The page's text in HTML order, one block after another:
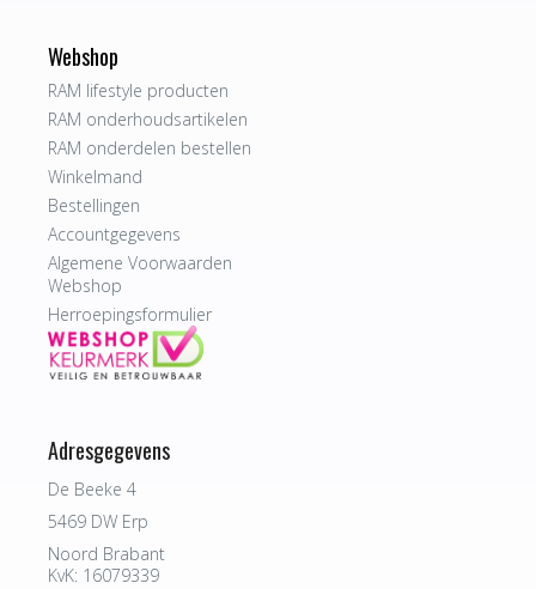
Webshop
RAM lifestyle producten
RAM onderhoudsartikelen
RAM onderdelen bestellen
Winkelmand
Bestellingen
Accountgegevens
Algemene Voorwaarden
Webshop
Herroepingsformulier
Adresgegevens
De Beeke 4
5469 DW Erp
Noord Brabant
KvK: 16079339